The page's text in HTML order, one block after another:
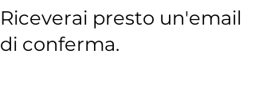
Riceverai presto un'email
di conferma.